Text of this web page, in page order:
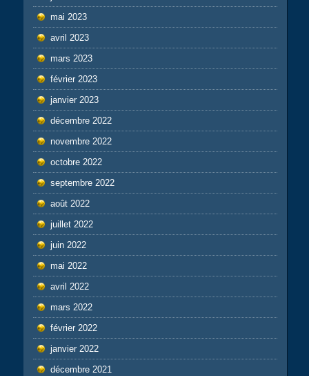
mai 2023
avril 2023
mars 2023
février 2023
janvier 2023
décembre 2022
novembre 2022
octobre 2022
septembre 2022
août 2022
juillet 2022
juin 2022
mai 2022
avril 2022
mars 2022
février 2022
janvier 2022
décembre 2021